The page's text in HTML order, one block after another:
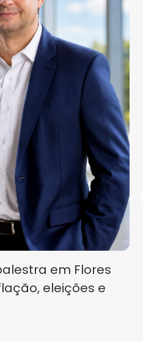
em Flores
eleições e